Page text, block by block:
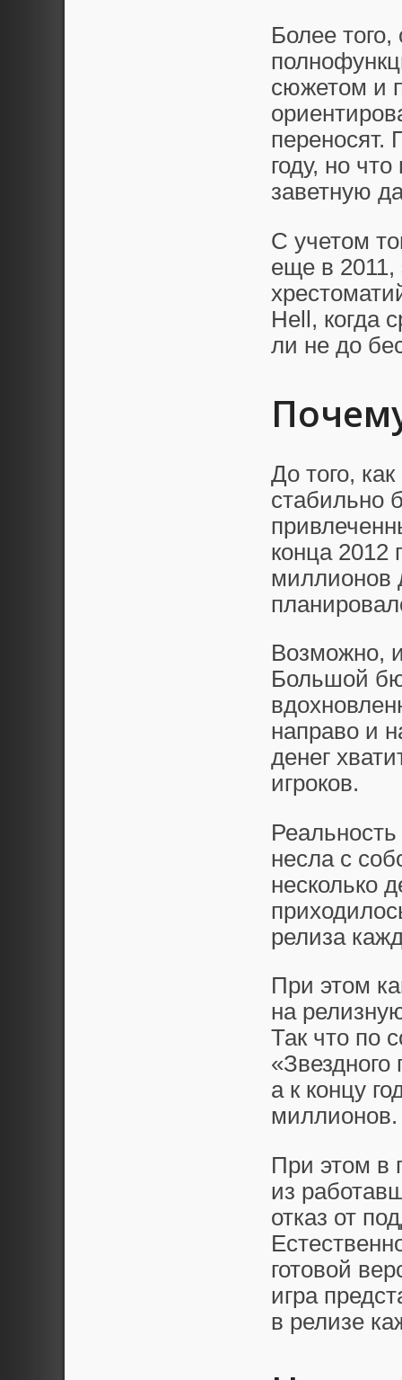
Более
сюжетом и
переносят.
году, но
заветную
С учетом
еще в 2011,
Hell, когда
ли не до
До того,
стабильно
конца 2012
миллионов
Возможно,
Большой
направо и
денег
игроков.
несла с
несколько
релиза
При этом
на
Так что по
а к концу
миллионов.
При этом в
из
отказ от
готовой
игра
в релизе